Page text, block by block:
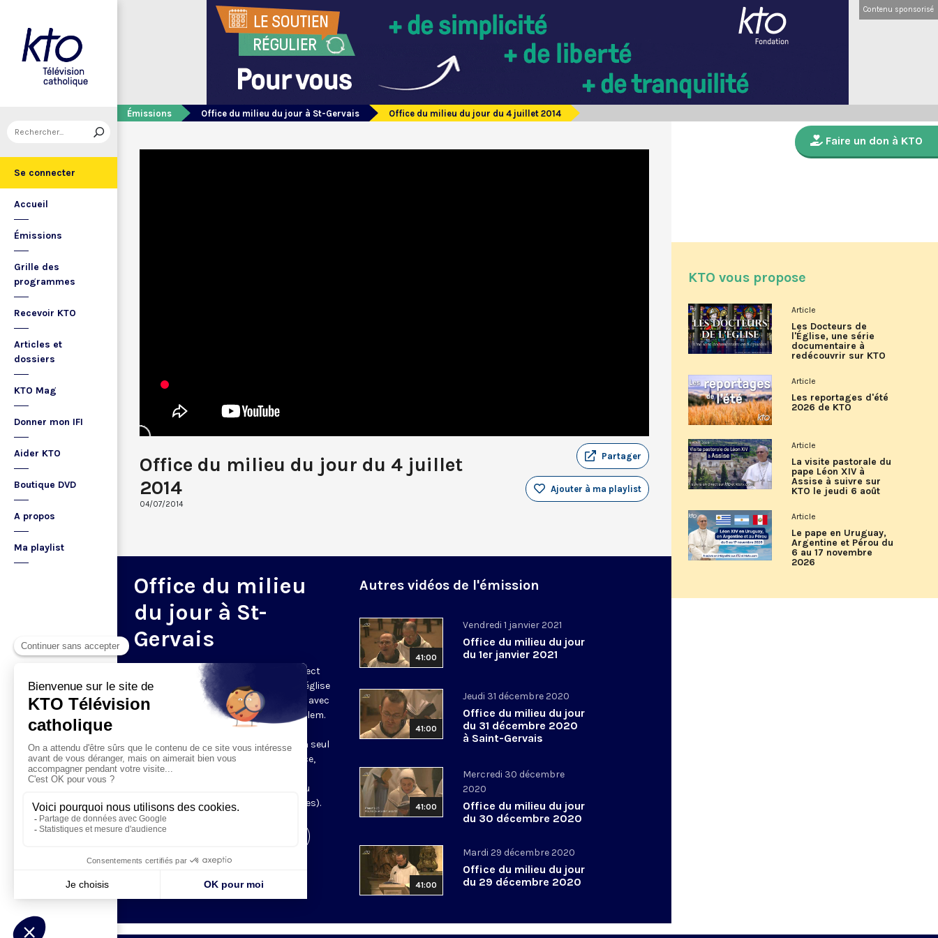
Se connecter
Accueil
Émissions
Grille des
programmes
Recevoir KTO
Articles et
dossiers
KTO Mag
Donner mon IFI
Aider KTO
Boutique DVD
A propos
Ma playlist
Contenu sponsorisé
Émissions Office du milieu du jour à St-Gervais Office du milieu du jour du 4 juillet 2014
Office du milieu du jour du 4 juillet
2014
04/07/2014
Partager
Ajouter à ma playlist
Office du milieu
du jour à St-
Gervais
Du mardi au samedi, KTO diffuse en direct
l’office du milieu du jour, en direct de l’église
Saint-Gervais-Saint-Protais (Paris 4e), avec
les Fraternités Monastiques de Jérusalem.
L’Office du Milieu du Jour regroupe, en
particulier, «au milieu du jour» et en un seul
office, les heures monastiques de Tierce,
Sexte et None. Il permet à l’Église de
retrouver son Seigneur entre l’office du
matin (Laudes) et l’office du soir (Vêpres).
Autres vidéos de l'émission
41:00
Vendredi 1 janvier 2021
Office du milieu du jour
du 1er janvier 2021
41:00
Jeudi 31 décembre 2020
Office du milieu du jour
du 31 décembre 2020
à Saint-Gervais
41:00
Mercredi 30 décembre
2020
Office du milieu du jour
du 30 décembre 2020
41:00
Mardi 29 décembre 2020
Office du milieu du jour
du 29 décembre 2020
Faire un don à KTO
KTO vous propose
Article
Les Docteurs de
l'Église, une série
documentaire à
redécouvrir sur KTO
Article
Les reportages d'été
2026 de KTO
Article
La visite pastorale du
pape Léon XIV à
Assise à suivre sur
KTO le jeudi 6 août
Article
Le pape en Uruguay,
Argentine et Pérou du
6 au 17 novembre
2026